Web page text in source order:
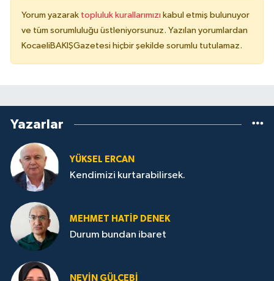
Yorum yazarak topluluk kurallarımızı kabul etmiş bulunuyor
ve tüm sorumluluğu üstleniyorsunuz. Yazılan yorumlardan
KocaeliBAKIŞGazetesi hiçbir şekilde sorumlu tutulamaz.
Yazarlar
YÜKSEL ERCAN
Kendimizi kurtarabilirsek.
MEHMET HATİP DENEK
Durum bundan ibaret
NEVİN GÜLÇEBİ